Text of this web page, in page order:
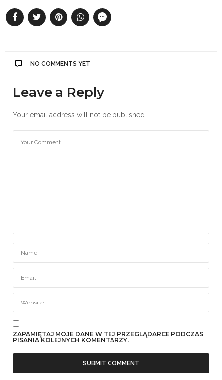
NO COMMENTS YET
Leave a Reply
Your email address will not be published.
ZAPAMIĘTAJ MOJE DANE W TEJ PRZEGLĄDARCE PODCZAS
PISANIA KOLEJNYCH KOMENTARZY.